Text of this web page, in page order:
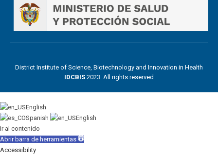
District Institute of Science, Biotechnology and Innovation in Health
IDCBIS 2023. All rights reserved
English
Spanish
English
Ir al contenido
Abrir barra de herramientas
Accessibility